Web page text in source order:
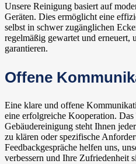
Unsere Reinigung basiert auf
Geräten. Dies ermöglicht eine
selbst in schwer zugänglichen
regelmäßig gewartet und erneuert,
garantieren.
Offene
Eine klare und offene
eine erfolgreiche Kooperation.
Gebäudereinigung steht Ihnen
zu klären oder spezifische
Feedbackgespräche helfen uns,
verbessern und Ihre Zufriedenheit